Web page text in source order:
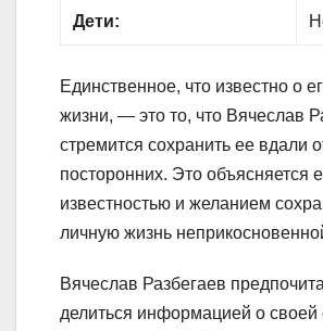
Дети:
Единственное, что известно о
жизни, — это то, что Вячеслав
стремится сохранить ее вдали
посторонних. Это объясняется
известностью и желанием
личную жизнь
Вячеслав Разбегаев
делиться информацией о своей